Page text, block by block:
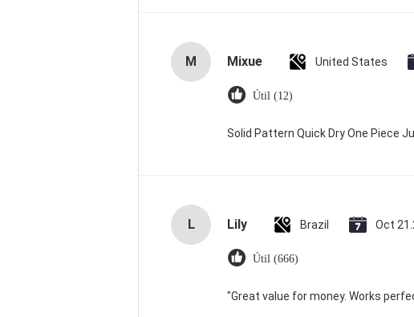
M Mixue United States
Útil (12)
Solid Pattern Quick Dry One Piece
L Lily Brazil Oct
Útil (666)
"Great value for money. Works